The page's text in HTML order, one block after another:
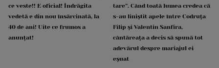
ce veste!! E oficial! Îndrăgita
vedetă e din nou însărcinată, la
40 de ani! Uite ce frumos a
anunțat!
tare”. Când toată lumea credea că
s-au liniștit apele între Codruța
Filip și Valentin Sanfira,
cântăreața a decis să spună tot
adevărul despre mariajul ei
eșuat